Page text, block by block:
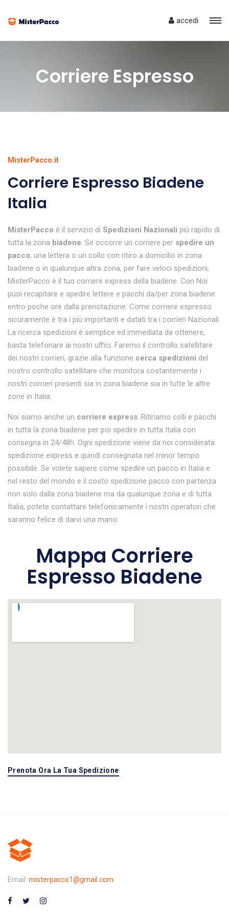
accedi
Corriere Espresso
MisterPacco.it
Corriere Espresso Biadene
Italia
MisterPacco è il servizio di Spedizioni Nazionali più rapido di
tutta la zona biadene. Se occorre un corriere per spedire un
pacco, una lettera o un collo con ritiro a domicilio in zona
biadene o in qualunque altra zona, per fare veloci spedizioni,
MisterPacco è il tuo corriere express della biadene. Con Noi
puoi recapitare e spedire lettere e pacchi da/per zona biadene
entro poche ore dalla prenotazione. Come corriere espresso
sicuramente è tra i più importanti e datati tra i corrieri Nazionali.
La ricerca spedizioni è semplice ed immediata da ottenere,
basta telefonare ai nostri uffici. Faremo il controllo satellitare
dei nostri corrieri, grazie alla funzione cerca spedizioni del
nostro controllo satellitare che monitora costantemente i
nostri corrieri presenti sia in zona biadene sia in tutte le altre
zone in Italia.
Noi siamo anche un corriere express. Ritiriamo colli e pacchi
in tutta la zona biadene per poi spedire in tutta Italia con
consegna in 24/48h. Ogni spedizione viene da noi considerata
spedizione express e quindi consegnata nel minor tempo
possibile. Se volete sapere come spedire un pacco in Italia e
nel resto del mondo e il costo spedizione pacco con partenza
non solo dalla zona biadene ma da qualunque zona e di tutta
Italia, potete contattare telefonicamente i nostri operatori che
saranno felice di darvi una mano.
Mappa Corriere
Espresso Biadene
Prenota Ora La Tua Spedizione
Email: misterpacco1@gmail.com